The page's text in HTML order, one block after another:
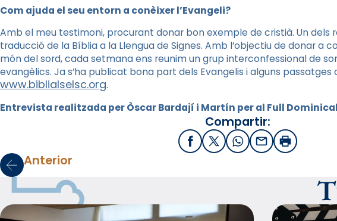
Com ajuda el seu entorn a conèixer l’Evangeli?
Amb el meu testimoni, procurant donar bon exemple de cristià. Un dels
traducció de la Bíblia a la Llengua de Signes. Amb l’objectiu de donar a
món del sord, cada setmana ens reunim un grup interconfessional de
evangèlics. Jas’ha publicat bona part dels Evangelis i alguns passatges
www.biblialselsc.org.
Entrevista realitzada per Òscar Bardají i Martín per al Full
Compartir:
FacebookX / Twitter
WhatsApp
EmailImprimir
Anterior